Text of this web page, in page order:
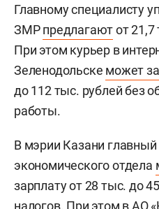
Главному специалисту
ЗМРпредлагаютот
При этом курьер в
Зеленодольске может
до 112 тыс. рублей без
работы.
В мэрии Казани
экономического отдела
зарплату от 28 тыс. до
налогов. При этом в АО